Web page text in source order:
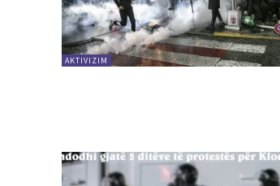
AKTIVIZIM